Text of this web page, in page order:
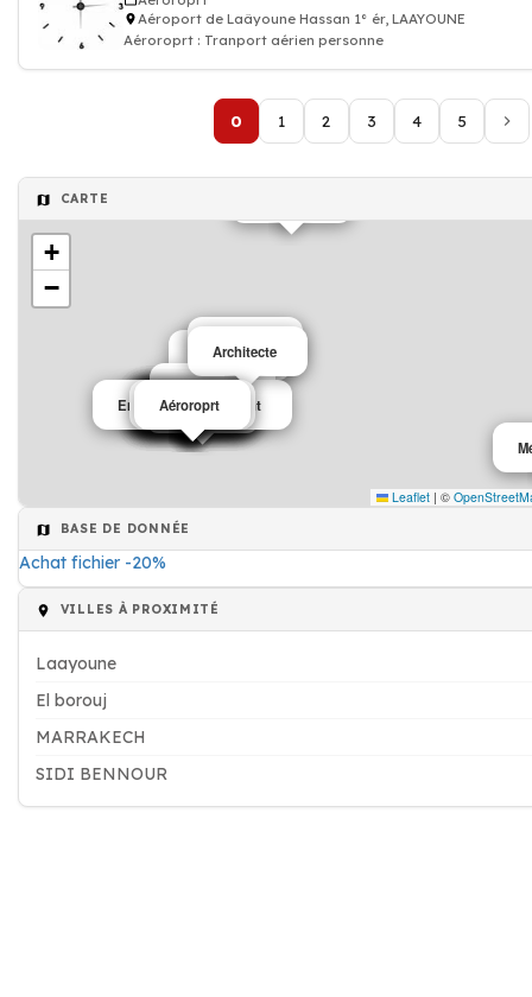
Aéroport de Laâyoune Hassan 1° ér, LAAYOUNE
Aéroroprt : Tranport aérien personne
0 1 2 3 4 5
CARTE
Bijouterie
Chaussure
Dentiste
Ecole
Hôtel
boulangerie
Hôtel
Laboratoire
Médecin
Administration
Assurance
Banque
Entreprise de bâtiment
Architecte
Agriculture
Aéroroprt
+
−
Leaflet | ©
BASE DE DONNÉE
Achat fichier -20%
VILLES À PROXIMITÉ
Laayoune
El borouj
MARRAKECH
SIDI BENNOUR